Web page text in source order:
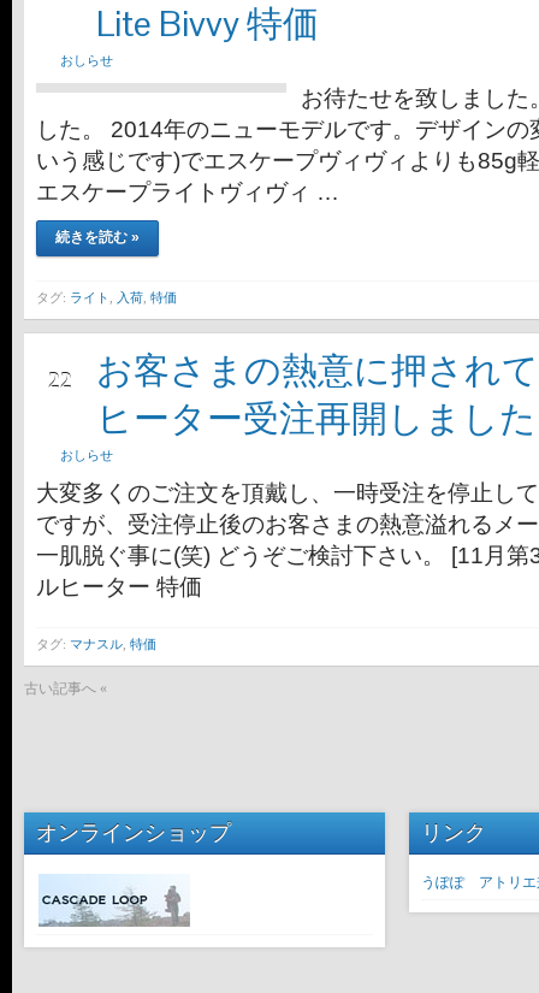
Lite Bivvy 特価
おしらせ
お待たせを致しまし
した。 2014年のニューモデルです。デザイン
いう感じです)でエスケープヴィヴィよりも85g
エスケープライトヴィヴィ …
続きを読む »
タグ: ライト 入荷 特価
22
お客さまの熱意に押され
ヒーター受注再開しました
おしらせ
大変多くのご注文を頂戴し、一時受注を停止し
ですが、受注停止後のお客さまの熱意溢れるメ
一肌脱ぐ事に(笑) どうぞご検討下さい。 [11月
ルヒーター 特価
タグ: マナスル 特価
古い記事へ «
オンラインショップ リンク
うぽぽ アトリエ